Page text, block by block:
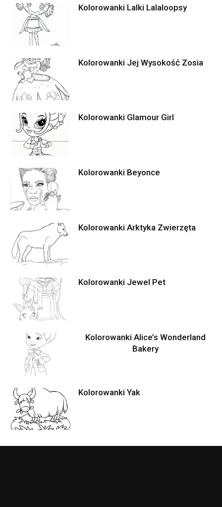
Kolorowanki Lalki Lalaloopsy
Kolorowanki Jej Wysokość Zosia
Kolorowanki Glamour Girl
Kolorowanki Beyonce
Kolorowanki Arktyka Zwierzęta
Kolorowanki Jewel Pet
Kolorowanki Alice’s Wonderland
Bakery
Kolorowanki Yak